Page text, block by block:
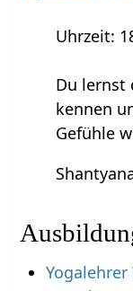
Uhrzeit:
Du lernst
kennen
Gefühle